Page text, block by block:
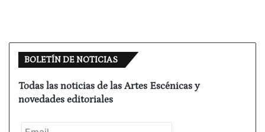
BOLETÍN DE NOTICIAS
Todas las noticias de las Artes Escénicas y
novedades editoriales